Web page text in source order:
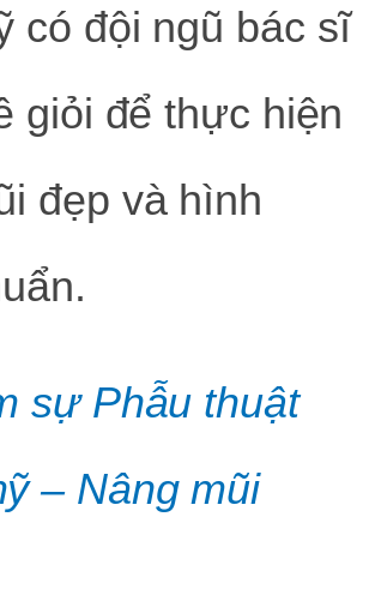
có đội ngũ bác sĩ
giỏi để thực hiện
đẹp và hình
sự Phẫu thuật
– Nâng mũi